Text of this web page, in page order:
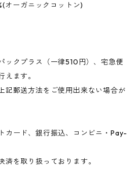
ーガニックコットン)
ックプラス（一律510円）、宅急便
えます。
記郵送方法をご使用出来ない場合が
カード、銀行振込、コンビニ・Pay-
済を取り扱っております。